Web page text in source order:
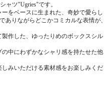
ャツ"Ugries"です。
をベースに生まれた、奇妙で愛らし
ありながらどこかコミカルな表情が、
作した、ゆったりめのボックスシル
中にわずかなシャリ感を持たせた他
みいただける素材感をお楽しみくだ